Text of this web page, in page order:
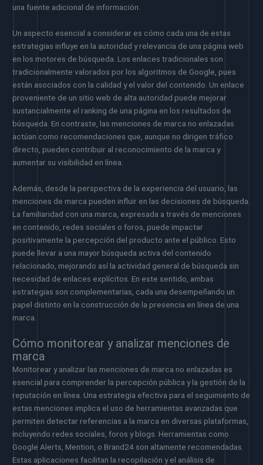
una fuente adicional de información.
Un aspecto esencial a considerar es cómo cada una de estas
estrategias influye en la autoridad y relevancia de una página web
en los motores de búsqueda. Los enlaces tradicionales son
tradicionalmente valorados por los algoritmos de Google, pues
están asociados con la calidad y el valor del contenido. Un enlace
proveniente de un sitio web de alta autoridad puede mejorar
sustancialmente el ranking de una página en los resultados de
búsqueda. En contraste, las menciones de marca no enlazadas
actúan como recomendaciones que, aunque no dirigen tráfico
directo, pueden contribuir al reconocimiento de la marca y
aumentar su visibilidad en línea.
Además, desde la perspectiva de la experiencia del usuario, las
menciones de marca pueden influir en las decisiones de búsqueda.
La familiaridad con una marca, expresada a través de menciones
en contenido, redes sociales o foros, puede impactar
positivamente la percepción del producto ante el público. Esto
puede llevar a una mayor búsqueda activa del contenido
relacionado, mejorando así la actividad general de búsqueda sin
necesidad de enlaces explícitos. En este sentido, ambas
estrategias son complementarias, cada una desempeñando un
papel distinto en la construcción de la presencia en línea de una
marca.
Cómo monitorear y analizar menciones de
marca
Monitorear y analizar las menciones de marca no enlazadas es
esencial para comprender la percepción pública y la gestión de la
reputación en línea. Una estrategia efectiva para el seguimiento de
estas menciones implica el uso de herramientas avanzadas que
permiten detectar referencias a la marca en diversas plataformas,
incluyendo redes sociales, foros y blogs. Herramientas como
Google Alerts, Mention, o Brand24 son altamente recomendadas.
Estas aplicaciones facilitan la recopilación y el análisis de